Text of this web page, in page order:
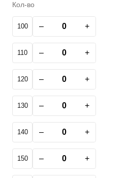
Кол-во
100 – +
110 – +
120 – +
130 – +
140 – +
150 – +